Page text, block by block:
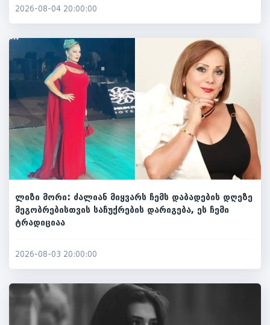
2026-08-04 20:00:00
ლიზი მორი: ძალიან მიყვარს ჩემს დაბადების დღეზე
მეგობრებისთვის საჩუქრების დარიგება, ეს ჩემი
ტრადიციაა
2026-08-03 20:00:00